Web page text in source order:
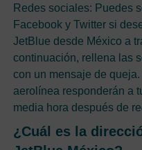
Redes sociales: Puedes
Facebook y Twitter si
JetBlue desde México a
continuación, rellena las
con un mensaje de
aerolínea responderán a
media hora después de
¿Cuál es la